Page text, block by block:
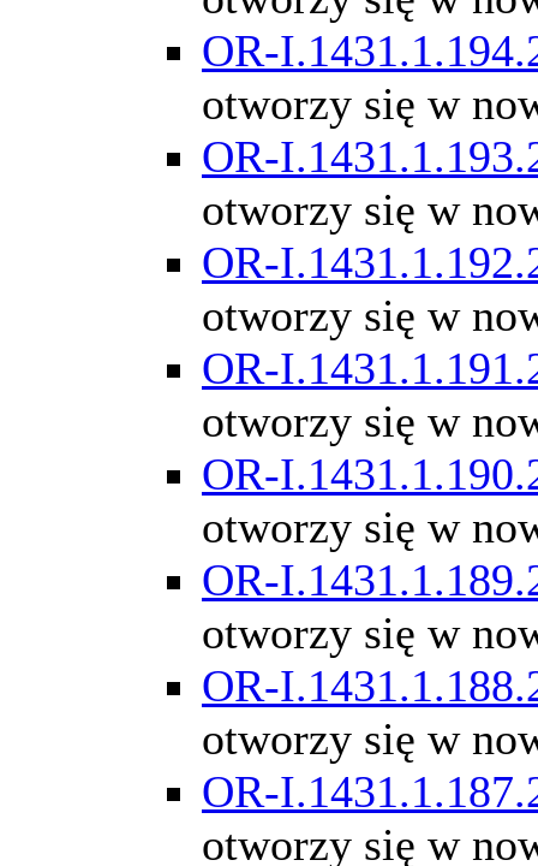
OR-
otworzy się w
OR-
otworzy się w
OR-
otworzy się w
OR-
otworzy się w
OR-
otworzy się w
OR-
otworzy się w
OR-
otworzy się w
OR-
otworzy się w